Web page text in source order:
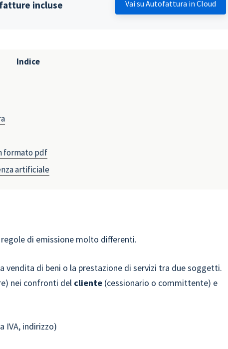
incluse Vai su Autofattura in Cloud
Indice
formato pdf
artificiale
di emissione molto differenti.
vendita di beni o la prestazione di servizi tra due soggetti.
nei confronti del cliente (cessionario o committente) e
IVA, indirizzo)